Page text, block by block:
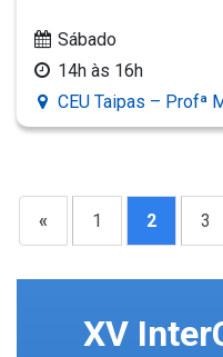
Sábado
14h às 16h
CEU Taipas – Profª
« 1 2 3
XV